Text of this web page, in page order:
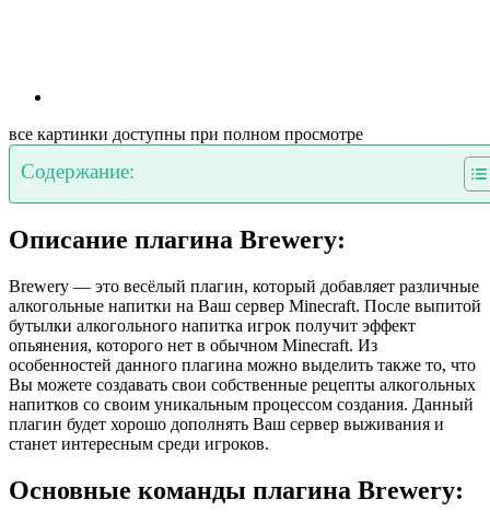
все картинки доступны при полном просмотре
Содержание:
Описание плагина Brewery:
Brewery — это весёлый плагин, который добавляет различные
алкогольные напитки на Ваш сервер Minecraft. После выпитой
бутылки алкогольного напитка игрок получит эффект
опьянения, которого нет в обычном Minecraft. Из
особенностей данного плагина можно выделить также то, что
Вы можете создавать свои собственные рецепты алкогольных
напитков со своим уникальным процессом создания. Данный
плагин будет хорошо дополнять Ваш сервер выживания и
станет интересным среди игроков.
Основные команды плагина Brewery: